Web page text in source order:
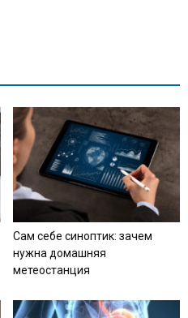
Сам себе синоптик: зачем
нужна домашняя
метеостанция